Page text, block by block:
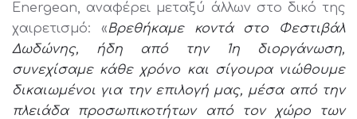
Energean, αναφέρει μεταξύ άλλων στο δικό της
χαιρετισμό: «Βρεθήκαμε κοντά στο Φεστιβάλ
Δωδώνης, ήδη από την 1η διοργάνωση,
συνεχίσαμε κάθε χρόνο και σίγουρα νιώθουμε
δικαιωμένοι για την επιλογή μας, μέσα από την
πλειάδα προσωπικοτήτων από τον χώρο των